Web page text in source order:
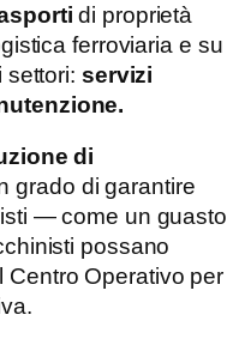
di proprietà
ferroviaria e su
settori: servizi
di
grado di garantire
— come un guasto
possano
Centro Operativo per